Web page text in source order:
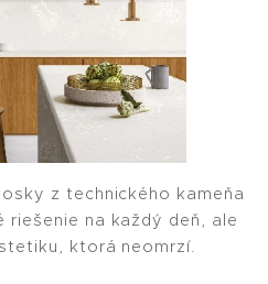
z technického kameňa
riešenie na každý deň, ale
ktorá neomrzí.